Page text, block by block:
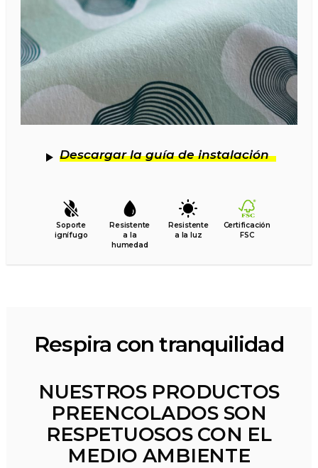
Descargar la guía de instalación
Soporte
ignífugo
Resistente
a la
humedad
Resistente
a la luz
Certificación
FSC
Respira con tranquilidad
NUESTROS PRODUCTOS
PREENCOLADOS SON
RESPETUOSOS CON EL
MEDIO AMBIENTE